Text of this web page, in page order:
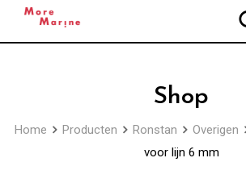
Shop
Home Producten Ronstan Overigen
voor lijn 6 mm